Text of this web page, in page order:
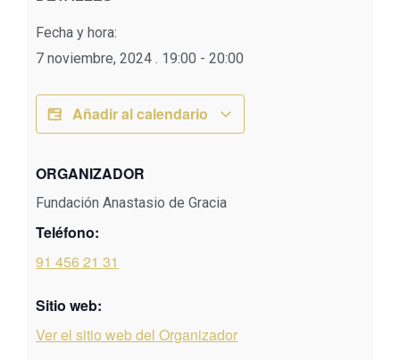
Fecha y hora:
7 noviembre, 2024 . 19:00 - 20:00
Añadir al calendario
ORGANIZADOR
Fundación Anastasio de Gracia
Teléfono:
91 456 21 31
Sitio web:
Ver el sitio web del Organizador